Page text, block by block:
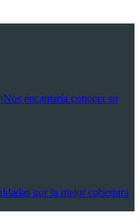
encantaría conocer su
por la mejor cobertura